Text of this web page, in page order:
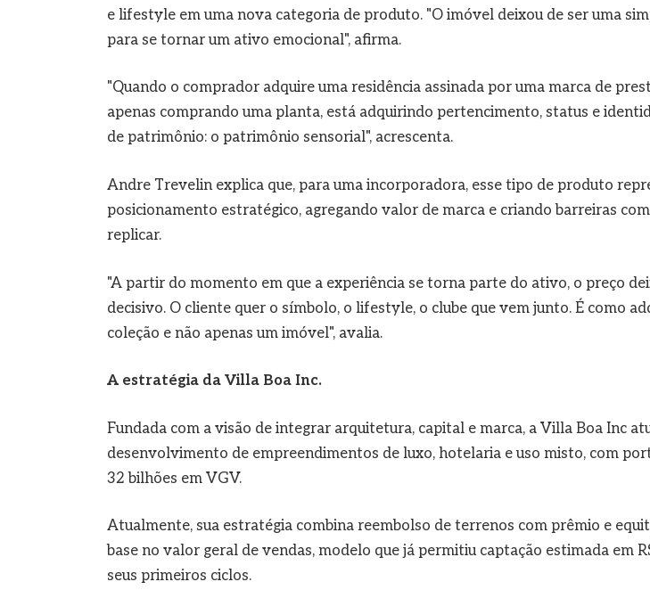
e lifestyle em uma nova categoria de produto. "O imóvel deixou de ser uma
para se tornar um ativo emocional", afirma.
"Quando o comprador adquire uma residência assinada por uma marca de
apenas comprando uma planta, está adquirindo pertencimento, status e
de patrimônio: o patrimônio sensorial", acrescenta.
Andre Trevelin explica que, para uma incorporadora, esse tipo de produto
posicionamento estratégico, agregando valor de marca e criando barreiras
replicar.
"A partir do momento em que a experiência se torna parte do ativo, o preço
decisivo. O cliente quer o símbolo, o lifestyle, o clube que vem junto. É como
coleção e não apenas um imóvel", avalia.
A estratégia da Villa Boa Inc.
Fundada com a visão de integrar arquitetura, capital e marca, a Villa Boa Inc
desenvolvimento de empreendimentos de luxo, hotelaria e uso misto, com
32 bilhões em VGV.
Atualmente, sua estratégia combina reembolso de terrenos com prêmio e
base no valor geral de vendas, modelo que já permitiu captação estimada em
seus primeiros ciclos.